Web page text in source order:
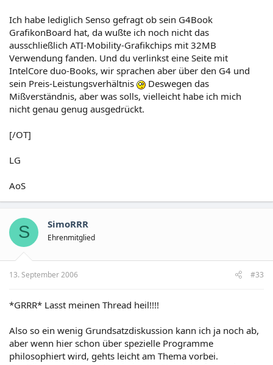
Ich habe lediglich Senso gefragt ob sein G4Book
GrafikonBoard hat, da wußte ich noch nicht das
ausschließlich ATI-Mobility-Grafikchips mit 32MB
Verwendung fanden. Und du verlinkst eine Seite mit
IntelCore duo-Books, wir sprachen aber über den G4 und
sein Preis-Leistungsverhältnis
Deswegen das
Mißverständnis, aber was solls, vielleicht habe ich mich
nicht genau genug ausgedrückt.
[/OT]
LG
AoS
S SimoRRR
Ehrenmitglied
13. September 2006 #33
*GRRR* Lasst meinen Thread heil!!!!
Also so ein wenig Grundsatzdiskussion kann ich ja noch ab,
aber wenn hier schon über spezielle Programme
philosophiert wird, gehts leicht am Thema vorbei.